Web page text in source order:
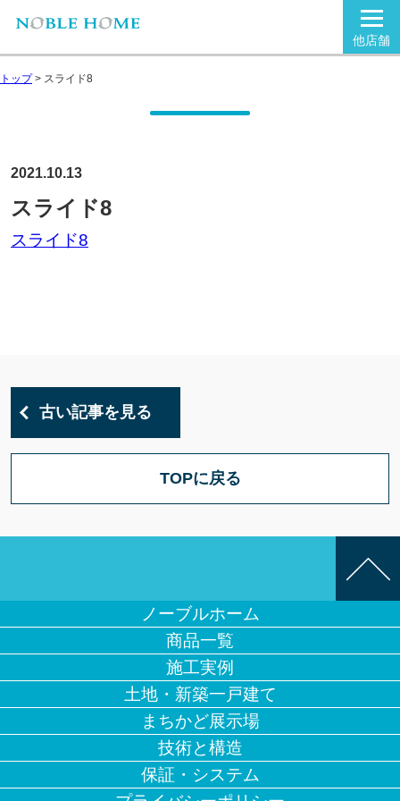
他店舗
トップ> スライド8
2021.10.13
スライド8
スライド8
古い記事を見る
TOPに戻る
ノーブルホーム
商品一覧
施工実例
土地・新築一戸建て
まちかど展示場
技術と構造
保証・システム